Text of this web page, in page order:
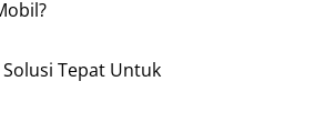
Tepat Untuk